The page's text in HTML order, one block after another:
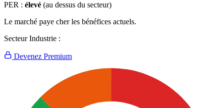
PER : élevé (au dessus du secteur)
Le marché paye cher les bénéfices actuels.
Secteur Industrie :
Devenez Premium